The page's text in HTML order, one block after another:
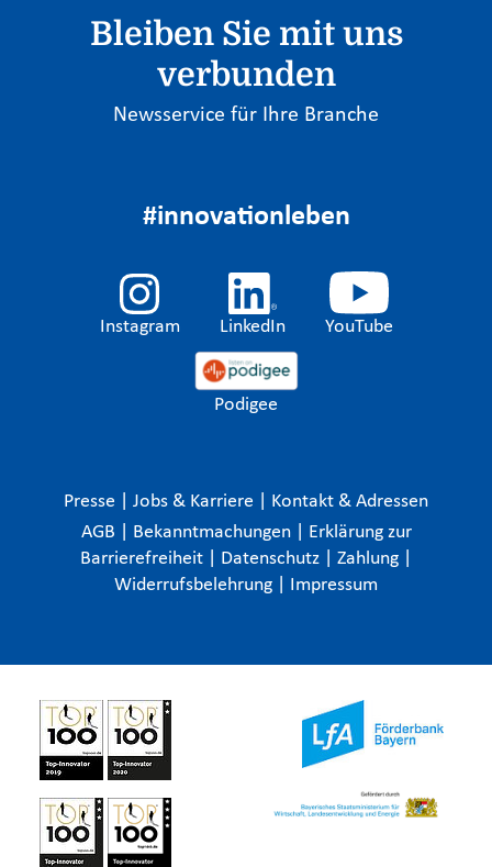
Bleiben Sie mit uns
verbunden
Newsservice für Ihre Branche
#innovationleben
Instagram LinkedIn YouTube
Podigee
Presse Jobs & Karriere
Kontakt & Adressen
AGB
Bekanntmachungen
Erklärung zur
Barrierefreiheit
Datenschutz Zahlung
Widerrufsbelehrung
Impressum